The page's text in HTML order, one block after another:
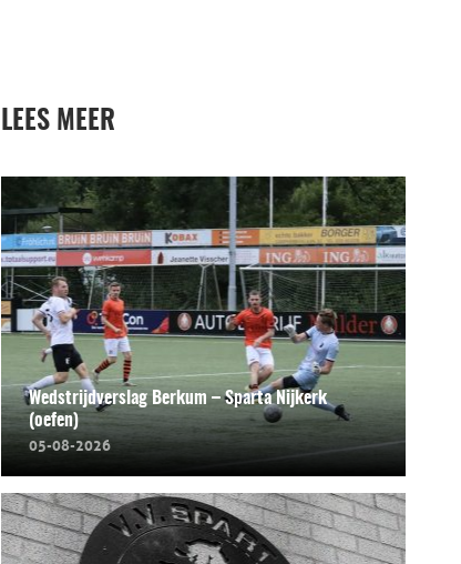
LEES MEER
Wedstrijdverslag Berkum – Sparta Nijkerk
(oefen)
05-08-2026